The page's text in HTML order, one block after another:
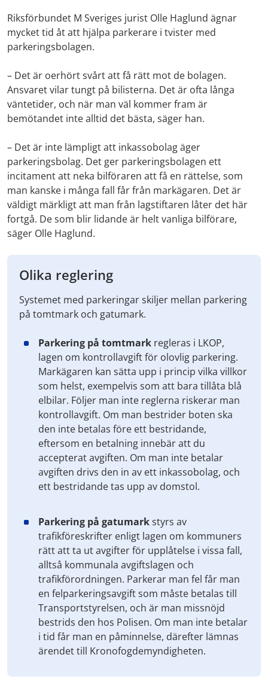
Riksförbundet M Sveriges jurist Olle Haglund ägnar
mycket tid åt att hjälpa parkerare i tvister med
parkeringsbolagen.
– Det är oerhört svårt att få rätt mot de bolagen.
Ansvaret vilar tungt på bilisterna. Det är ofta långa
väntetider, och när man väl kommer fram är
bemötandet inte alltid det bästa, säger han.
– Det är inte lämpligt att inkassobolag äger
parkeringsbolag. Det ger parkeringsbolagen ett
incitament att neka bilföraren att få en rättelse, som
man kanske i många fall får från markägaren. Det är
väldigt märkligt att man från lagstiftaren låter det här
fortgå. De som blir lidande är helt vanliga bilförare,
säger Olle Haglund.
Olika reglering
Systemet med parkeringar skiljer mellan parkering
på tomtmark och gatumark.
Parkering på tomtmark regleras i LKOP,
lagen om kontrollavgift för olovlig parkering.
Markägaren kan sätta upp i princip vilka villkor
som helst, exempelvis som att bara tillåta blå
elbilar. Följer man inte reglerna riskerar man
kontrollavgift. Om man bestrider boten ska
den inte betalas före ett bestridande,
eftersom en betalning innebär att du
accepterat avgiften. Om man inte betalar
avgiften drivs den in av ett inkassobolag, och
ett bestridande tas upp av domstol.
Parkering på gatumarkstyrs av
trafikföreskrifter enligt lagen om kommuners
rätt att ta ut avgifter för upplåtelse i vissa fall,
alltså kommunala avgiftslagen och
trafikförordningen. Parkerar man fel får man
en felparkeringsavgift som måste betalas till
Transportstyrelsen, och är man missnöjd
bestrids den hos Polisen. Om man inte betalar
i tid får man en påminnelse, därefter lämnas
ärendet till Kronofogdemyndigheten.